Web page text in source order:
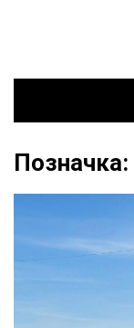
Позначка: